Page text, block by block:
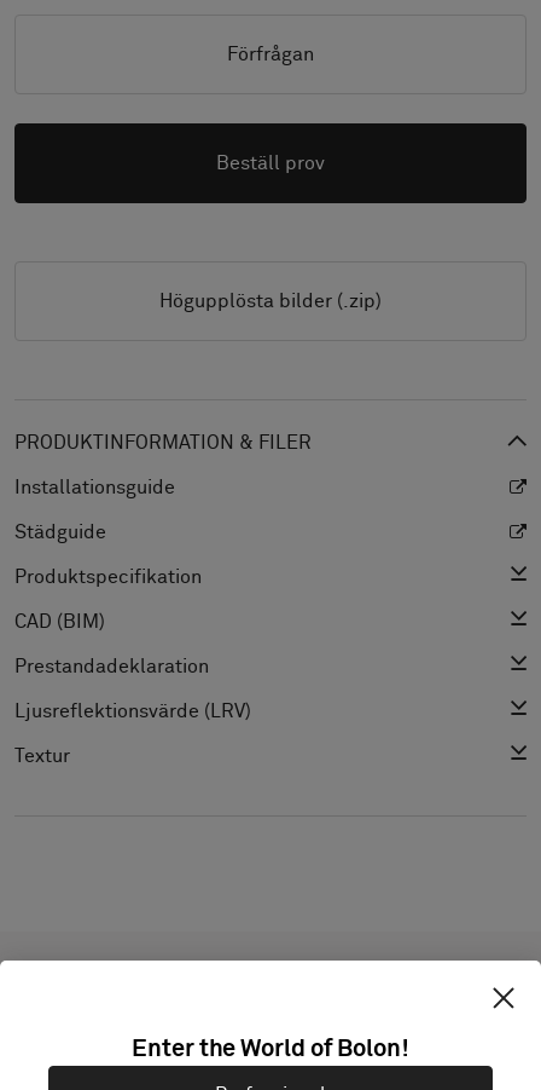
Förfrågan
Beställ prov
Högupplösta bilder (.zip)
PRODUKTINFORMATION & FILER
Installationsguide
Städguide
Produktspecifikation
CAD (BIM)
Prestandadeklaration
Ljusreflektionsvärde (LRV)
Textur
produkt
Enter the World of Bolon!